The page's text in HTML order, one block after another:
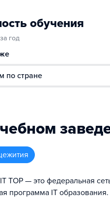
обучения
год
по стране
TOP — это федеральная
программа IT